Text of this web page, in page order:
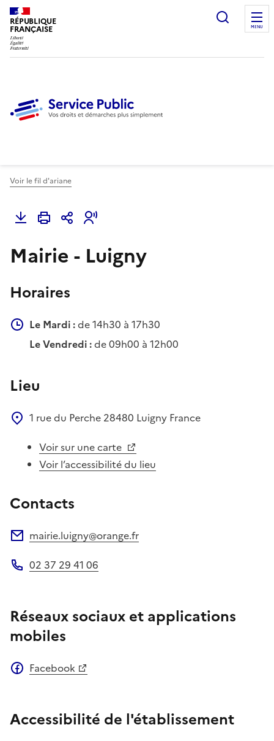
RÉPUBLIQUE
FRANÇAISE
Ouvrir
MENU
Voir le fil d'ariane
Mairie - Luigny
Horaires
Le Mardi :de 14h30 à 17h30
Le Vendredi :de 09h00 à 12h00
Lieu
1 rue du Perche 28480 Luigny France
Voir sur une carte
Voir l’accessibilité du lieu
Contacts
mairie.luigny@orange.fr
02 37 29 41 06
Réseaux sociaux et applications
mobiles
Facebook
Accessibilité de l'établissement